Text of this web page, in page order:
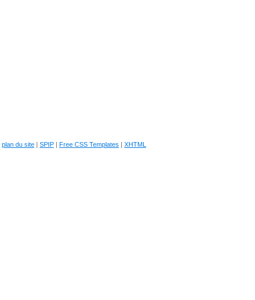
plan du site | SPIP | Free CSS Templates | XHTML